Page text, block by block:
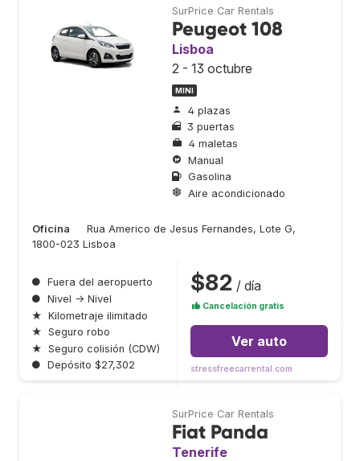
SurPrice Car Rentals
Peugeot 108
Lisboa
2 - 13 octubre
MINI
4 plazas
3 puertas
4 maletas
Manual
Gasolina
Aire acondicionado
Oficina
Rua Americo de Jesus Fernandes, Lote G,
1800-023 Lisboa
● Fuera del aeropuerto
● Nivel → Nivel
★ Kilometraje ilimitado
★ Seguro robo
★ Seguro colisión (CDW)
● Depósito $27,302
$82 / día
Cancelación gratis
Ver auto
stressfreecarrental.com
SurPrice Car Rentals
Fiat Panda
Tenerife